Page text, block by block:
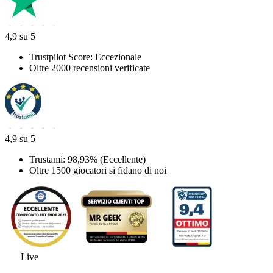
4,9 su 5
Trustpilot Score: Eccezionale
Oltre 2000 recensioni verificate
4,9 su 5
Trustami: 98,93% (Eccellente)
Oltre 1500 giocatori si fidano di noi
Live